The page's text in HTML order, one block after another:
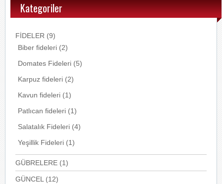
Kategoriler
FİDELER (9)
Biber fideleri (2)
Domates Fideleri (5)
Karpuz fideleri (2)
Kavun fideleri (1)
Patlıcan fideleri (1)
Salatalık Fideleri (4)
Yeşillik Fideleri (1)
GÜBRELERE (1)
GÜNCEL(12)